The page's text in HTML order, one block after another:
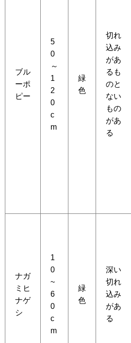
ブル
ーポ
ピー
5
0
～
1
2
0
c
m
緑
色
切れ
込み
があ
るも
のと
ない
もの
があ
る
ナガ
ミヒ
ナゲ
シ
1
0
~
6
0
c
m
緑
色
深い
切れ
込み
があ
る